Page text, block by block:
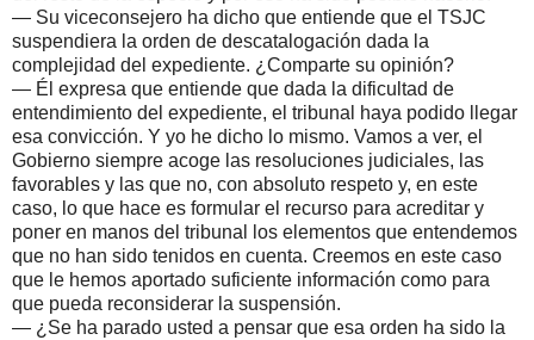
— Su viceconsejero ha dicho que entiende que el TSJC
suspendiera la orden de descatalogación dada la
complejidad del expediente. ¿Comparte su opinión?
— Él expresa que entiende que dada la dificultad de
entendimiento del expediente, el tribunal haya podido llegar
esa convicción. Y yo he dicho lo mismo. Vamos a ver, el
Gobierno siempre acoge las resoluciones judiciales, las
favorables y las que no, con absoluto respeto y, en este
caso, lo que hace es formular el recurso para acreditar y
poner en manos del tribunal los elementos que entendemos
que no han sido tenidos en cuenta. Creemos en este caso
que le hemos aportado suficiente información como para
que pueda reconsiderar la suspensión.
— ¿Se ha parado usted a pensar que esa orden ha sido la